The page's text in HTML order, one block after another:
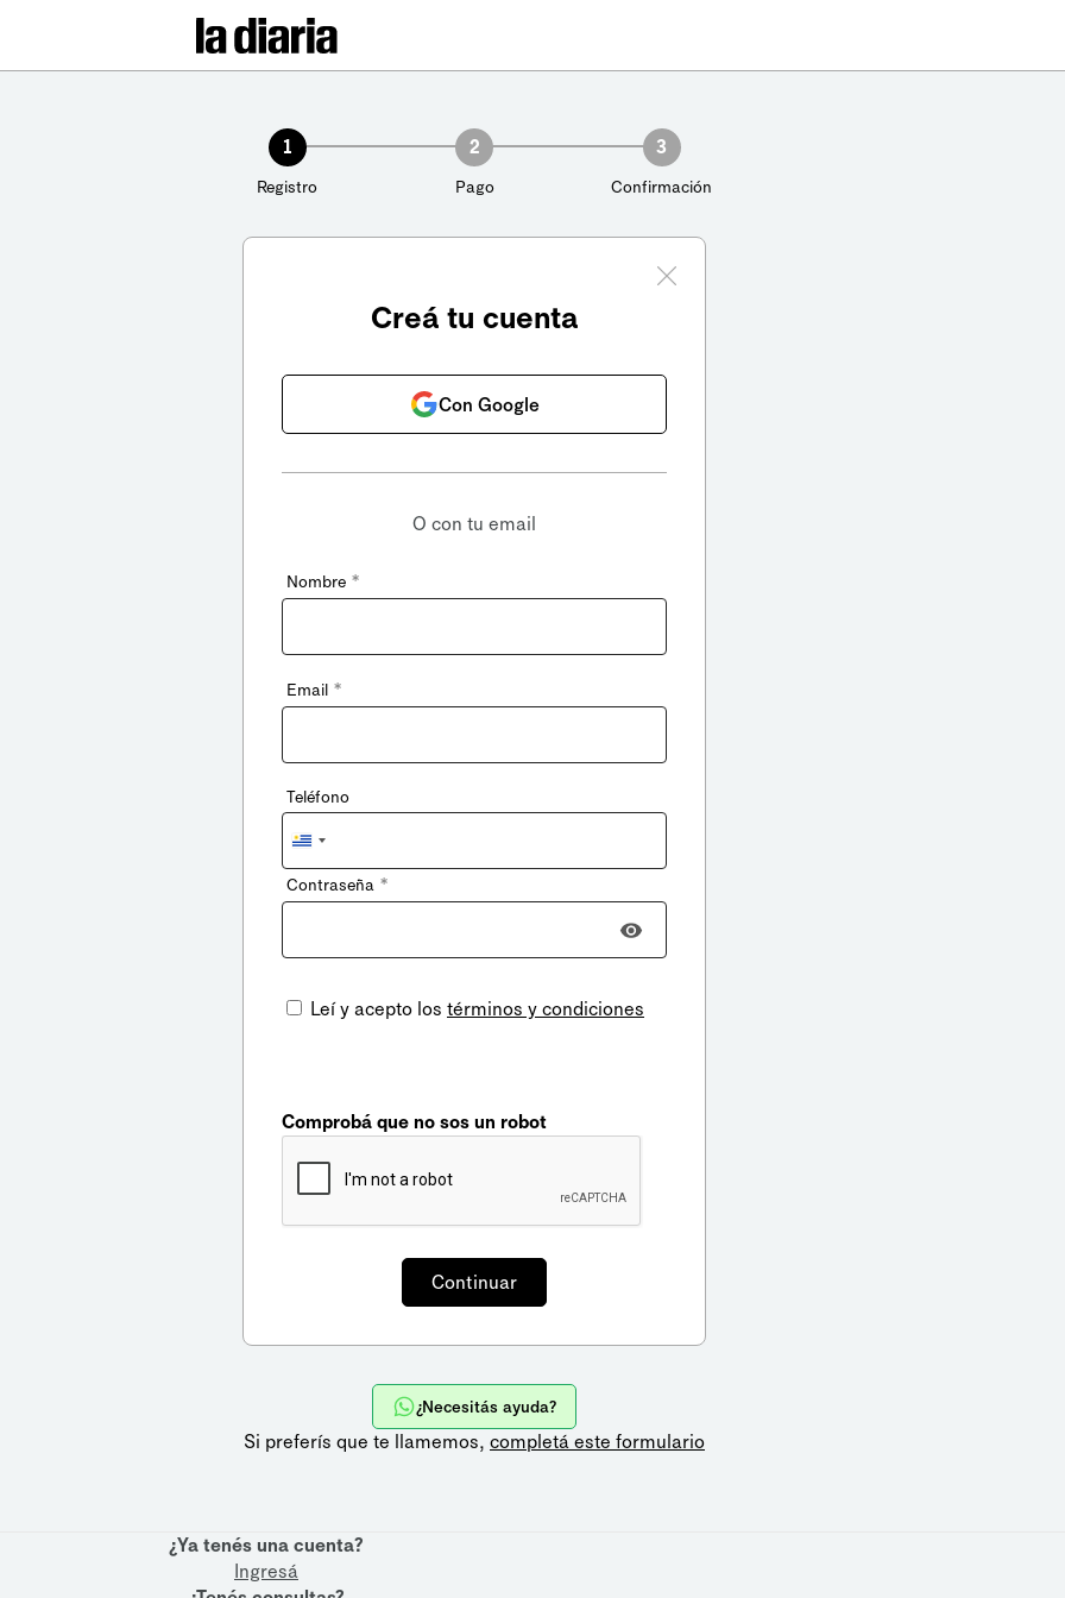
1
Registro
2
Pago
3
Confirmación
Creá tu cuenta
Con Google
O con tu email
Nombre *
Email *
Teléfono
Uruguay
+598
Contraseña *
Leí y acepto los términos y condiciones
Comprobá que no sos un robot
¿Necesitás ayuda?
Si preferís que te llamemos, completá este formulario
¿Ya tenés una cuenta?
Ingresá